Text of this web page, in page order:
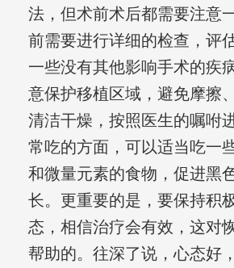
法，但术前术后都需要注意
前需要进行详细的检查，评
一些没有其他影响手术的疾
意保护移植区域，避免摩擦
清洁干燥，按照医生的嘱咐
常吃的方面，可以适当吃一
和微量元素的食物，促进黑
长。更重要的是，要保持积
态，相信治疗会有效，这对
帮助的。往深了说，心态好